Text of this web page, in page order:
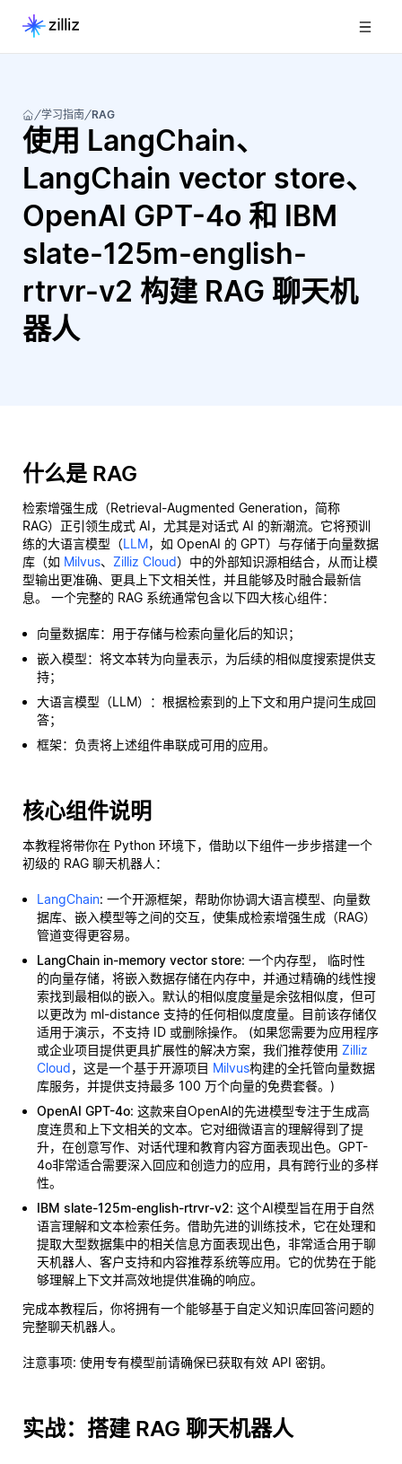
学习指南 RAG
使用 LangChain、
LangChain vector store、
OpenAI GPT-4o 和 IBM
slate-125m-english-
rtrvr-v2 构建 RAG 聊天机
器人
什么是 RAG
检索增强生成（Retrieval-Augmented Generation，简称
RAG）正引领生成式 AI，尤其是对话式 AI 的新潮流。它将预训
练的大语言模型（LLM，如 OpenAI 的 GPT）与存储于向量数据
库（如 Milvus、 Zilliz Cloud）中的外部知识源相结合，从而让模
型输出更准确、更具上下文相关性，并且能够及时融合最新信
息。 一个完整的 RAG 系统通常包含以下四大核心组件：
向量数据库：用于存储与检索向量化后的知识；
嵌入模型：将文本转为向量表示，为后续的相似度搜索提供支
持；
大语言模型（LLM）：根据检索到的上下文和用户提问生成回
答；
框架：负责将上述组件串联成可用的应用。
核心组件说明
本教程将带你在 Python 环境下，借助以下组件一步步搭建一个
初级的 RAG 聊天机器人：
LangChain: 一个开源框架，帮助你协调大语言模型、向量数
据库、嵌入模型等之间的交互，使集成检索增强生成（RAG）
管道变得更容易。
LangChain in-memory vector store: 一个内存型， 临时性
的向量存储，将嵌入数据存储在内存中，并通过精确的线性搜
索找到最相似的嵌入。默认的相似度度量是余弦相似度，但可
以更改为 ml-distance 支持的任何相似度度量。目前该存储仅
适用于演示，不支持 ID 或删除操作。 (如果您需要为应用程序
或企业项目提供更具扩展性的解决方案，我们推荐使用 Zilliz
Cloud，这是一个基于开源项目 Milvus构建的全托管向量数据
库服务，并提供支持最多 100 万个向量的免费套餐。)
OpenAI GPT-4o: 这款来自OpenAI的先进模型专注于生成高
度连贯和上下文相关的文本。它对细微语言的理解得到了提
升，在创意写作、对话代理和教育内容方面表现出色。GPT-
4o非常适合需要深入回应和创造力的应用，具有跨行业的多样
性。
IBM slate-125m-english-rtrvr-v2: 这个AI模型旨在用于自然
语言理解和文本检索任务。借助先进的训练技术，它在处理和
提取大型数据集中的相关信息方面表现出色，非常适合用于聊
天机器人、客户支持和内容推荐系统等应用。它的优势在于能
够理解上下文并高效地提供准确的响应。
完成本教程后，你将拥有一个能够基于自定义知识库回答问题的
完整聊天机器人。
注意事项: 使用专有模型前请确保已获取有效 API 密钥。
实战：搭建 RAG 聊天机器人